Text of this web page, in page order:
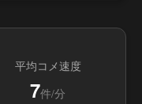
平均コメ速度
7件/分